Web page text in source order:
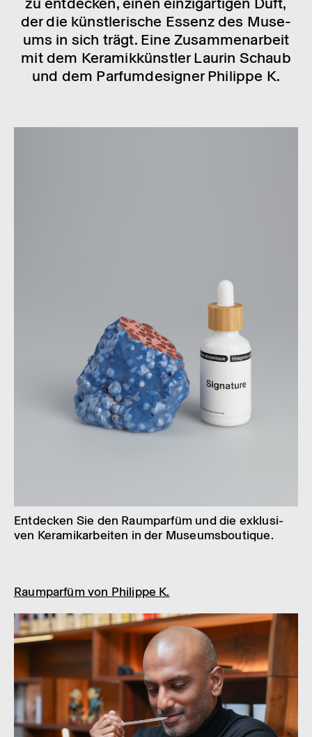
zu entde­cken, einen einzig­ar­ti­gen Duft,
der die künst­le­ri­sche Essenz des Muse­
ums in sich trägt. Eine Zusam­me­n­a­r­beit
mit dem Kera­mik­künst­ler Laurin Schaub
und dem Parfum­de­si­g­ner Phil­ippe K.
Entde­cken Sie den Raum­pa­r­füm und die exklu­si­
ven Kera­mik­a­r­bei­ten in der Muse­ums­bou­tique.
Raum­pa­r­füm von Phil­ippe K.